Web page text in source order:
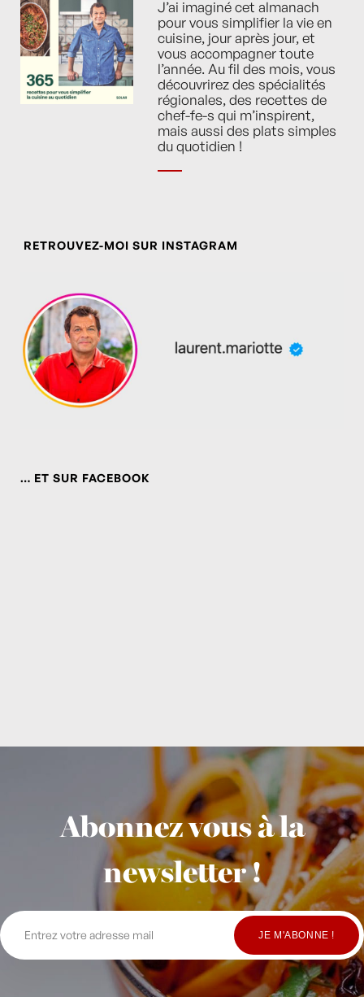
J’ai imaginé cet almanach
pour vous simplifier la vie en
cuisine, jour après jour, et
vous accompagner toute
l’année. Au fil des mois, vous
découvrirez des spécialités
régionales, des recettes de
chef-fe-s qui m’inspirent,
mais aussi des plats simples
du quotidien !
RETROUVEZ-MOI SUR INSTAGRAM
… ET SUR FACEBOOK
Abonnez vous à la
newsletter !